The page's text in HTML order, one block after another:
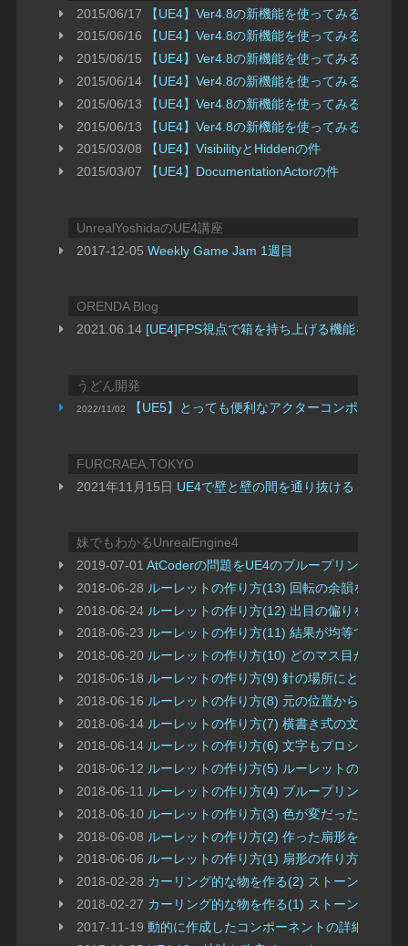
2015/06/17
【UE4】Ver4.8の新機能を使ってみる（
2015/06/16
【UE4】Ver4.8の新機能を使ってみる（
2015/06/15
【UE4】Ver4.8の新機能を使ってみる（
2015/06/14
【UE4】Ver4.8の新機能を使ってみる（
2015/06/13
【UE4】Ver4.8の新機能を使ってみる（
2015/06/13
【UE4】Ver4.8の新機能を使ってみる（
2015/03/08
【UE4】VisibilityとHiddenの件
2015/03/07
【UE4】DocumentationActorの件
UnrealYoshidaのUE4講座
2017-12-05Weekly Game Jam 1週目
ORENDA Blog
2021.06.14 [UE4]FPS視点で箱を持ち上げる機能をつく
うどん開発
2022/11/02 【UE5】とっても便利なアクターコンポーネン
FURCRAEA.TOKYO
2021年11月15日 UE4で壁と壁の間を通り抜ける Go
妹でもわかるUnrealEngine4
2019-07-01AtCoderの問題をUE4のブループリントで解
2018-06-28 ルーレットの作り方(13) 回転の余韻を残す
2018-06-24 ルーレットの作り方(12) 出目の偏りをなくす
2018-06-23 ルーレットの作り方(11) 結果が均等である
2018-06-20 ルーレットの作り方(10) どのマス目が出る
2018-06-18 ルーレットの作り方(9) 針の場所にとまった
2018-06-16 ルーレットの作り方(8) 元の位置からどれだ
2018-06-14 ルーレットの作り方(7) 横書き式の文字盤
2018-06-14 ルーレットの作り方(6) 文字もプロシージャ
2018-06-12 ルーレットの作り方(5) ルーレットの着色
2018-06-11 ルーレットの作り方(4) ブループリントでマ
2018-06-10 ルーレットの作り方(3) 色が変だったのはメ
2018-06-08 ルーレットの作り方(2) 作った扇形を円にな
2018-06-06 ルーレットの作り方(1) 扇形の作り方
2018-02-28 カーリング的な物を作る(2) ストーンを曲げ
2018-02-27 カーリング的な物を作る(1) ストーンを動か
2017-11-19動的に作成したコンポーネントの詳細をエデ